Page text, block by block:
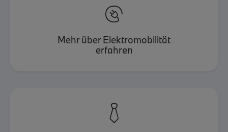

Mehr über Elektromobilität
erfahren
